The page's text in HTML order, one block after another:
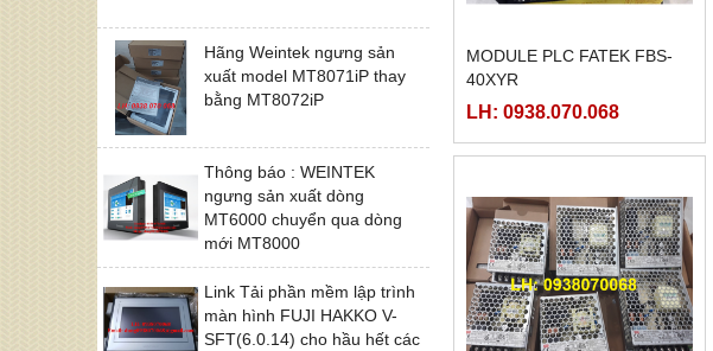
Hãng Weintek ngưng sản
xuất model MT8071iP thay
bằng MT8072iP
Thông báo : WEINTEK
ngưng sản xuất dòng
MT6000 chuyển qua dòng
mới MT8000
Link Tải phần mềm lập trình
màn hình FUJI HAKKO V-
SFT(6.0.14) cho hầu hết các
MODULE PLC FATEK FBS-
40XYR
LH: 0938.070.068